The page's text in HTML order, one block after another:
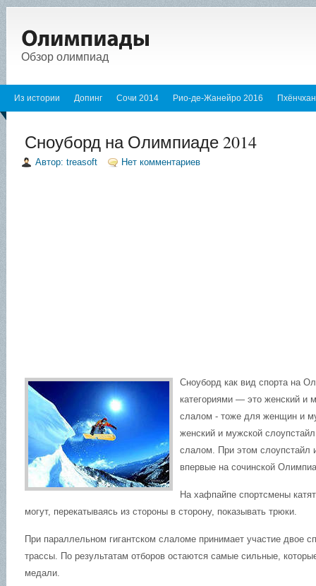
Обзор олимпиад
Из истории Допинг Сочи 2014 Рио-де-Жанейро 2016
Сноуборд на Олимпиаде 2014
Автор: treasoft Нет комментариев
Сноуборд как вид спорта на
категориями — это женский и
слалом - тоже для женщин и
женский и мужской
слалом. При этом слоупстайл
впервые на сочинской
На хафпайпе спортсмены
могут, перекатываясь из стороны в сторону, показывать трюки.
При параллельном гигантском слаломе принимает участие двое
трассы. По результатам отборов остаются самые сильные,
медали.